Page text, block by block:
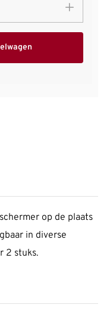
op de plaats
in diverse
2 stuks.